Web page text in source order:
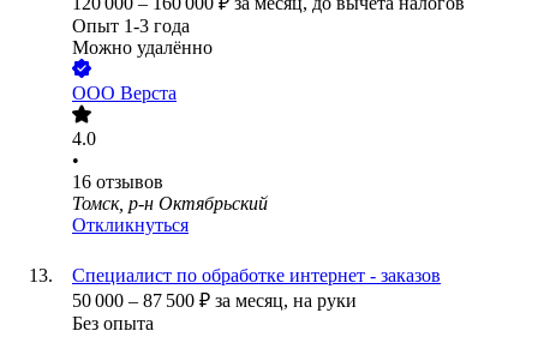
Опыт 1-3 года
Можно удалённо
ООО Верста
4.0
•
16 отзывов
Томск, р-н Октябрьский
Откликнуться
Специалист по обработке интернет - заказов
50 000 – 87 500 ₽ за месяц, на руки
Без опыта